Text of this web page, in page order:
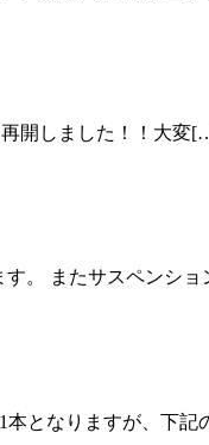
再開しました！！大変
す。 またサスペンシ
本となりますが、下